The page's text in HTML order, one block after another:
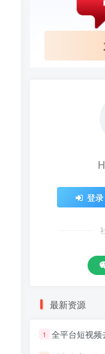
登录
最新资源
1 全平台短视频去水印